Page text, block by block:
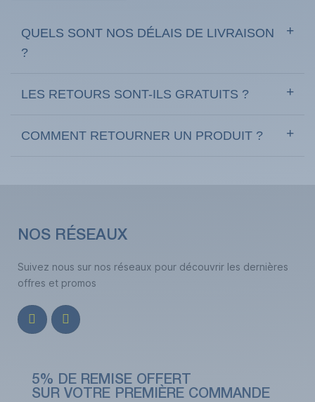
QUELS SONT NOS DÉLAIS DE LIVRAISON
?
LES RETOURS SONT-ILS GRATUITS ?
COMMENT RETOURNER UN PRODUIT ?
NOS RÉSEAUX
Suivez nous sur nos réseaux pour découvrir les dernières
offres et promos
5% DE REMISE OFFERT
SUR VOTRE PREMIÈRE COMMANDE